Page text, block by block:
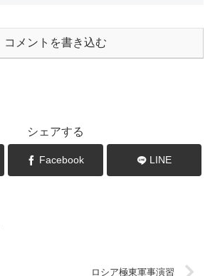
コメントを書き込む
シェアする
Facebook LINE
ロシア極東軍事演習